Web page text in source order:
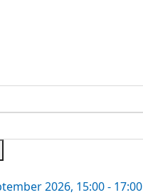
2026, 15:00 - 17:00